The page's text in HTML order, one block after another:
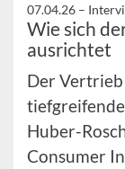
07.04.26 –
Wie sich
ausrichtet
Der
Huber-
Consumer